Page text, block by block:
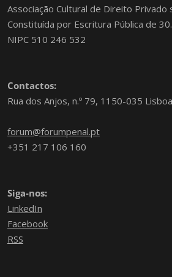
Associação Cultural de Direito Privado
Constituída por Escritura Pública de
NIPC 510 246 532
Contactos:
Rua dos Anjos, n.º 79, 1150-035 Lisboa
forum@forumpenal.pt
+351 217 106 160
Siga-nos:
LinkedIn
Facebook
RSS